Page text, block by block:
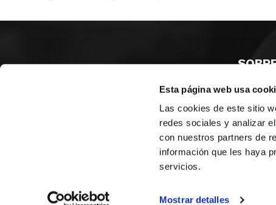
Esta página web usa
Las cookies de este sitio
redes sociales y analizar
con nuestros partners de
información que les haya
servicios.
Mostrar detalles
© FEDERACIÓN BALONCESTO COMUNIDAD VALENCIANA